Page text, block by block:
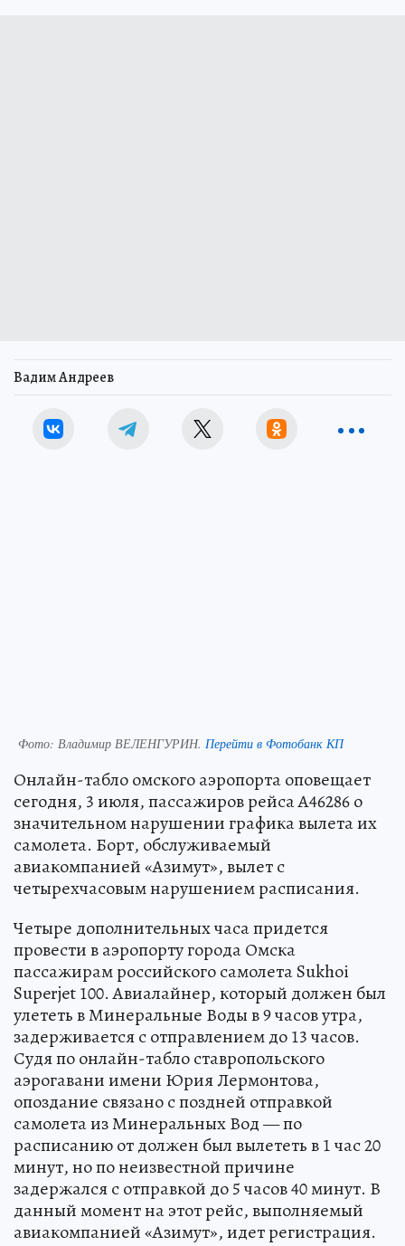
Вадим Андреев
Фото: Владимир ВЕЛЕНГУРИН. Перейти в Фотобанк КП
Онлайн-табло омского аэропорта оповещает
сегодня, 3 июля, пассажиров рейса A46286 о
значительном нарушении графика вылета их
самолета. Борт, обслуживаемый
авиакомпанией «Азимут», вылет с
четырехчасовым нарушением расписания.
Четыре дополнительных часа придется
провести в аэропорту города Омска
пассажирам российского самолета Sukhoi
Superjet 100. Авиалайнер, который должен был
улететь в Минеральные Воды в 9 часов утра,
задерживается с отправлением до 13 часов.
Судя по онлайн-табло ставропольского
аэрогавани имени Юрия Лермонтова,
опоздание связано с поздней отправкой
самолета из Минеральных Вод — по
расписанию от должен был вылететь в 1 час 20
минут, но по неизвестной причине
задержался с отправкой до 5 часов 40 минут. В
данный момент на этот рейс, выполняемый
авиакомпанией «Азимут», идет регистрация.